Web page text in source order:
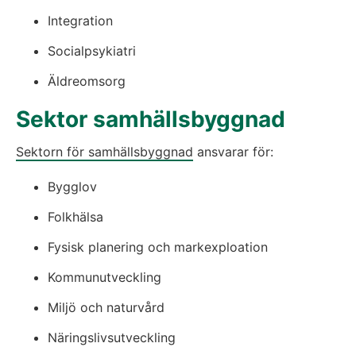
Integration
Socialpsykiatri
Äldreomsorg
Sektor samhällsbyggnad
Sektorn för samhällsbyggnad ansvarar för:
Bygglov
Folkhälsa
Fysisk planering och markexploation
Kommunutveckling
Miljö och naturvård
Näringslivsutveckling